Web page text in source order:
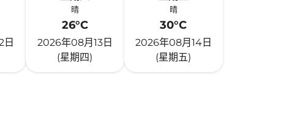
晴
26°C
2026年08月13日
(星期四)
晴
30°C
2026年08月14日
(星期五)